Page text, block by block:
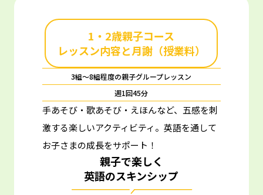
1・2歳親子コース
レッスン内容と月謝（授業料）
3組～8組程度の親子グループレッスン
週1回45分
手あそび・歌あそび・えほんなど、五感を刺
激する楽しいアクティビティ。 英語を通して
お子さまの成長をサポート！
親子で楽しく
英語のスキンシップ